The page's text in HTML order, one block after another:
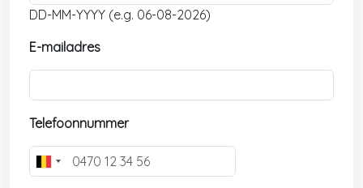
DD-MM-YYYY (e.g. 06-08-2026)
E-mailadres
Telefoonnummer
B